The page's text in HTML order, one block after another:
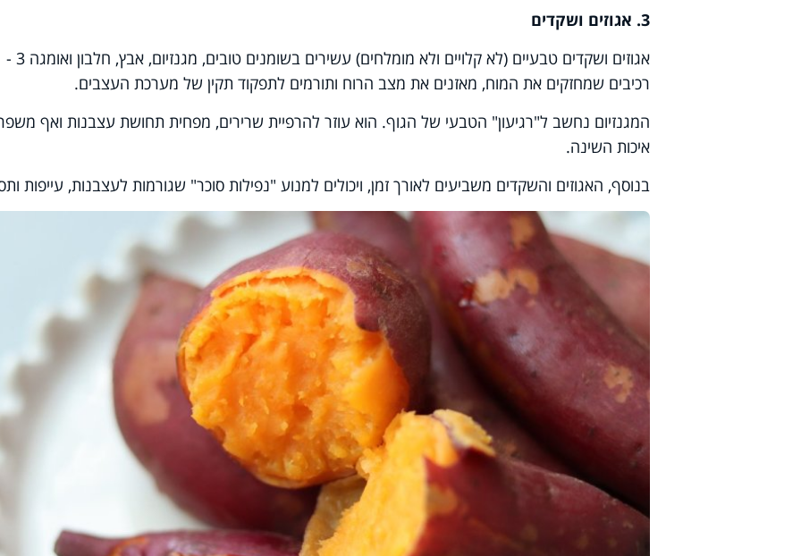
3. אגוזים ושקדים
אגוזים ושקדים טבעיים (לא קלויים ולא מומלחים) עשירים בשומנים טובים, מגנזיום, אבץ, חלבון ואומגה 3 -
רכיבים שמחזקים את המוח, מאזנים את מצב הרוח ותורמים לתפקוד תקין של מערכת העצבים.
המגנזיום נחשב ל"רגיעון" הטבעי של הגוף. הוא עוזר להרפיית שרירים, מפחית תחושת עצבנות ואף
איכות השינה.
בנוסף, האגוזים והשקדים משביעים לאורך זמן, ויכולים למנוע "נפילות סוכר" שגורמות לעצבנות, עייפות